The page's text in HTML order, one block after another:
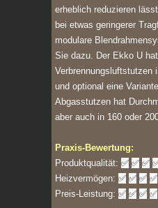
erheblich reduzieren
bei etwas geringerer
modulare
Sie dazu. Der Ekko U
Verbrennungsluftstutzen
und optional eine
Abgasstutzen hat
aber auch in 160 oder
Praxis-Bewertung:
Produktqualität: ✅ ✅ ✅
Heizvermögen: ✅ ✅ ✅ ✅
Preis-Leistung: ✅ ✅ ✅ ✅